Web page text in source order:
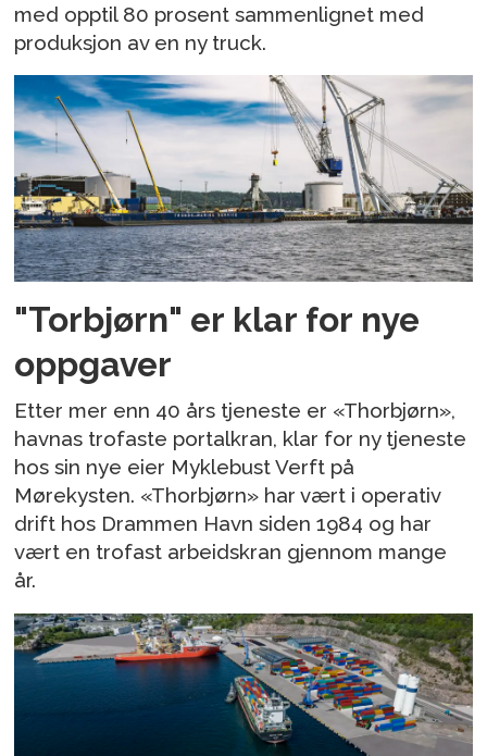
med opptil 80 prosent sammenlignet med
produksjon av en ny truck.
"Torbjørn" er klar for nye
oppgaver
Etter mer enn 40 års tjeneste er «Thorbjørn»,
havnas trofaste portalkran, klar for ny tjeneste
hos sin nye eier Myklebust Verft på
Mørekysten. «Thorbjørn» har vært i operativ
drift hos Drammen Havn siden 1984 og har
vært en trofast arbeidskran gjennom mange
år.